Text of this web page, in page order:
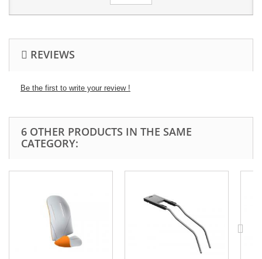
REVIEWS
Be the first to write your review !
6 OTHER PRODUCTS IN THE SAME
CATEGORY: